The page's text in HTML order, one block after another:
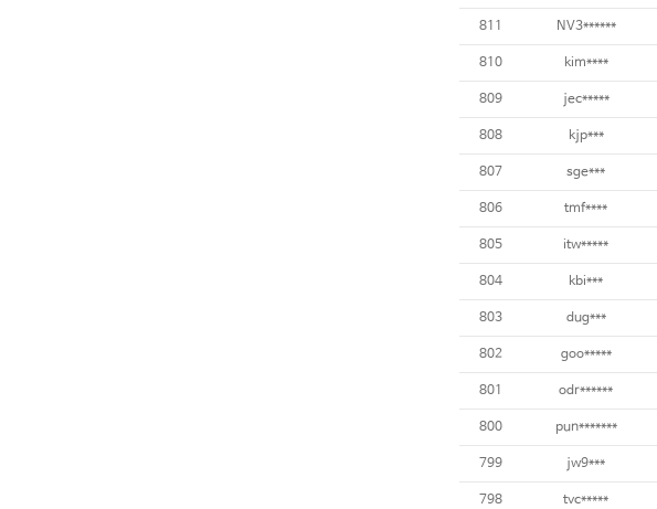
811 NV3******
810 kim****
809 jec*****
808 kjp***
807 sge***
806 tmf****
805 itw*****
804 kbi***
803 dug***
802 goo*****
801 odr******
800 pun*******
799 jw9***
798 tvc*****